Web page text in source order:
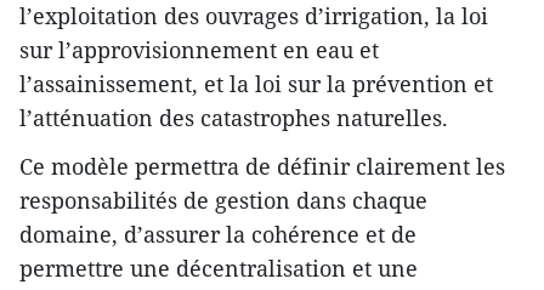
l’exploitation des ouvrages d’irrigation, la loi
sur l’approvisionnement en eau et
l’assainissement, et la loi sur la prévention et
l’atténuation des catastrophes naturelles.
Ce modèle permettra de définir clairement les
responsabilités de gestion dans chaque
domaine, d’assurer la cohérence et de
permettre une décentralisation et une